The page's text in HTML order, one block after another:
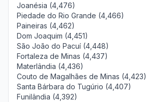
Joanésia (4,476)
Piedade do Rio Grande (4,466)
Paineiras (4,462)
Dom Joaquim (4,451)
São João do Pacuí (4,448)
Fortaleza de Minas (4,437)
Materlândia (4,436)
Couto de Magalhães de Minas (4,423)
Santa Bárbara do Tugúrio (4,407)
Funilândia (4,392)